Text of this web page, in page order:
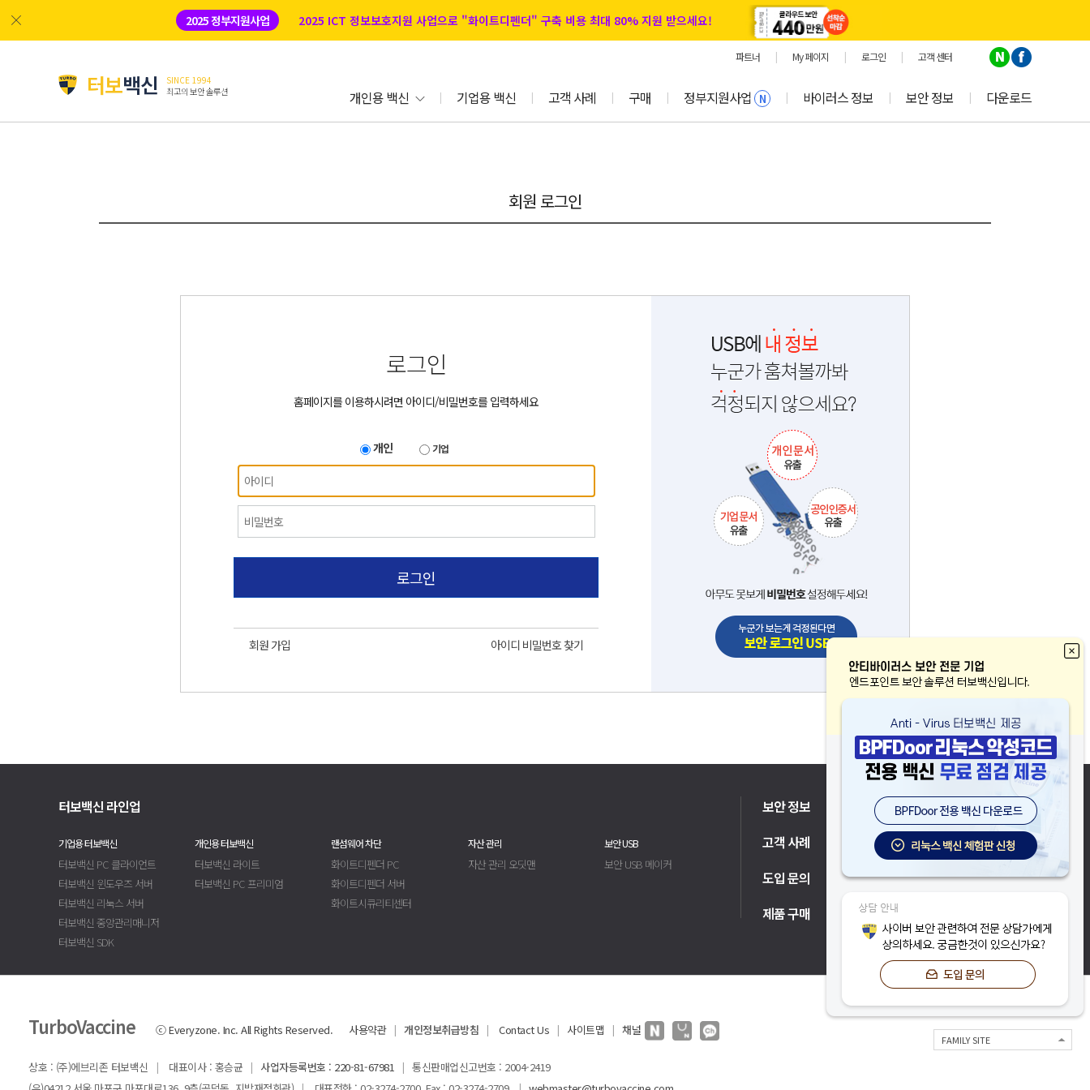
2025 정부지원사업 2025 ICT 정보보호지원 사업으로 "화이트디펜더" 구축 비용 최대 80% 지원 받으세요!
파트너 | My 페이지 | 로그인 | 고객 센터
터보백신
SINCE 1994
최고의 보안 솔루션
개인용 백신 | 기업용 백신 | 고객 사례 | 구매 | 정부지원사업 N | 바이러스 정보 | 보안 정보 | 다운로드
회원 로그인
로그인
홈페이지를 이용하시려면 아이디/비밀번호를 입력하세요
개인 기업
로그인
회원 가입 아이디 비밀번호 찾기
터보백신 라인업
기업용 터보백신
터보백신 PC 클라이언트
터보백신 윈도우즈 서버
터보백신 리눅스 서버
터보백신 중앙관리매니저
터보백신 SDK
개인용 터보백신
터보백신 라이트
터보백신 PC 프리미엄
랜섬웨어 차단
화이트디펜더 PC
화이트디펜더 서버
화이트시큐리티센터
자산 관리
자산 관리 오딧맨
보안 USB
보안 USB 메이커
보안 정보
고객 사례
도입 문의
제품 구매
고객 지원
파트너
TurboVaccine ⓒ Everyzone. Inc. All Rights Reserved. 사용약관 | 개인정보취급방침 | Contact Us | 사이트맵 | 채널
FAMILY SITE
상호 : (주)에브리존 터보백신 | 대표이사 : 홍승균 | 사업자등록번호 : 220-81-67981 | 통신판매업신고번호 : 2004-2419